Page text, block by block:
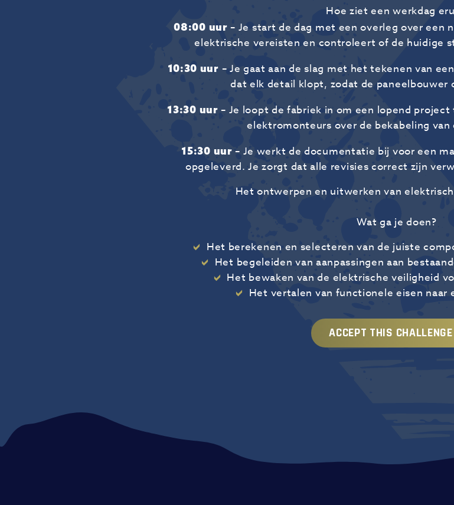
Hoe ziet een werkdag
08:00 uur– Je start de dag met een overleg over een
elektrische vereisten en controleert of de huidige
10:30 uur – Je gaat aan de slag met het tekenen van
dat elk detail klopt, zodat de paneelbouwer
13:30 uur – Je loopt de fabriek in om een lopend
elektromonteurs over de bekabeling
15:30 uur – Je werkt de documentatie bij voor een
opgeleverd. Je zorgt dat alle revisies correct zijn
Het ontwerpen en uitwerken van
Wat ga je doen?
Het berekenen en selecteren van de juiste
Het begeleiden van aanpassingen aan
Het bewaken van de elektrische veiligheid
Het vertalen van functionele eisen naar
ACCEPT THIS CHALLENGE